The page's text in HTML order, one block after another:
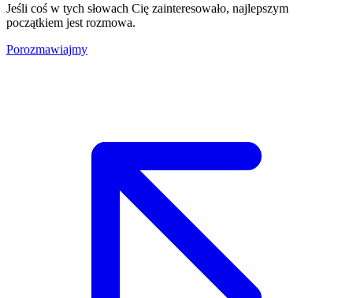
Jeśli coś w tych słowach Cię zainteresowało, najlepszym
początkiem jest rozmowa.
Porozmawiajmy